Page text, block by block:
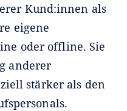
Kund:innen als
eigene
oder offline. Sie
anderer
stärker als den